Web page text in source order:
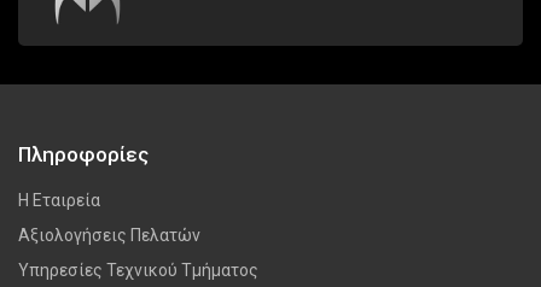
Πληροφορίες
Η Εταιρεία
Αξιολογήσεις Πελατών
Υπηρεσίες Τεχνικού Τμήματος